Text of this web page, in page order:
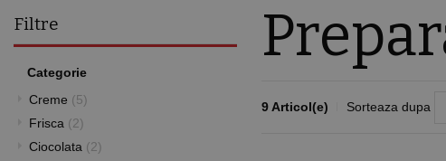
9 Articol(e) Sorteaza dupa
Filtre
Categorie
Creme (5)
Frisca (2)
Ciocolata (2)